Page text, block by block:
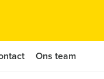
Ons team